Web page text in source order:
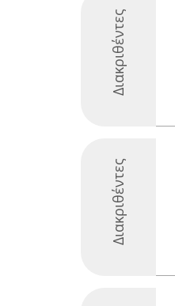
Διακριθέντες
Διακριθέντες